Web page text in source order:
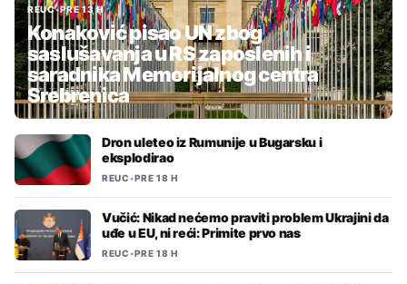
REUC•PRE 13 H
Konaković pisao UN zbog
saslušavanja u RS zaposlenih i
saradnika Memorijalnog centra
Srebrenica
Dron uleteo iz Rumunije u Bugarsku i
eksplodirao
REUC•PRE 18 H
Vučić: Nikad nećemo praviti problem Ukrajini da
uđe u EU, ni reći: Primite prvo nas
REUC•PRE 18 H